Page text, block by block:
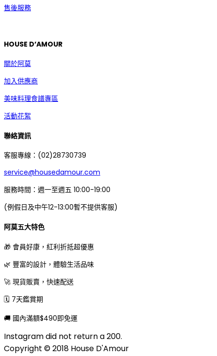
售後服務
HOUSE D’AMOUR
關於阿莫
加入供應商
美味料理食譜專區
活動花絮
聯絡資訊
客服專線：(02)28730739
service@housedamour.com
服務時間：週一至週五 10:00-19:00
(例假日及中午12-13:00暫不提供客服)
阿莫五大特色
🎁 會員好康，紅利折抵超優惠
🌿 豐富的設計，體驗生活品味
🚀 現貨販賣，快速配送
🗓 7天鑑賞期
🚚 國內滿額$490即免運
Instagram did not return a 200.
Copyright © 2018 House D'Amour